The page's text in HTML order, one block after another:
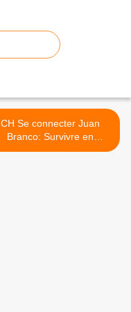
CH Se connecter Juan
Branco: Survivre en
Oligarchie >